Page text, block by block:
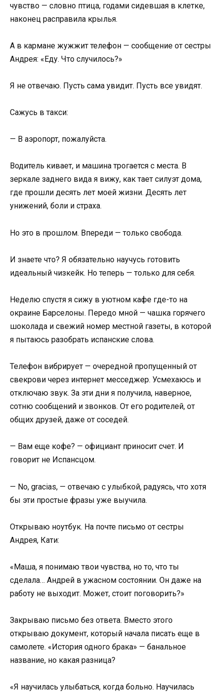
чувство — словно птица, годами сидевшая в клетке,
наконец расправила крылья.
А в кармане жужжит телефон — сообщение от сестры
Андрея: «Еду. Что случилось?»
Я не отвечаю. Пусть сама увидит. Пусть все увидят.
Сажусь в такси:
— В аэропорт, пожалуйста.
Водитель кивает, и машина трогается с места. В
зеркале заднего вида я вижу, как тает силуэт дома,
где прошли десять лет моей жизни. Десять лет
унижений, боли и страха.
Но это в прошлом. Впереди — только свобода.
И знаете что? Я обязательно научусь готовить
идеальный чизкейк. Но теперь — только для себя.
Неделю спустя я сижу в уютном кафе где-то на
окраине Барселоны. Передо мной — чашка горячего
шоколада и свежий номер местной газеты, в которой
я пытаюсь разобрать испанские слова.
Телефон вибрирует — очередной пропущенный от
свекрови через интернет месседжер. Усмехаюсь и
отключаю звук. За эти дни я получила, наверное,
сотню сообщений и звонков. От его родителей, от
общих друзей, даже от соседей.
— Вам еще кофе? — официант приносит счет. И
говорит не Испансцом.
— No, gracias, — отвечаю с улыбкой, радуясь, что хотя
бы эти простые фразы уже выучила.
Открываю ноутбук. На почте письмо от сестры
Андрея, Кати:
«Маша, я понимаю твои чувства, но то, что ты
сделала… Андрей в ужасном состоянии. Он даже на
работу не выходит. Может, стоит поговорить?»
Закрываю письмо без ответа. Вместо этого
открываю документ, который начала писать еще в
самолете. «История одного брака» — банальное
название, но какая разница?
«Я научилась улыбаться, когда больно. Научилась